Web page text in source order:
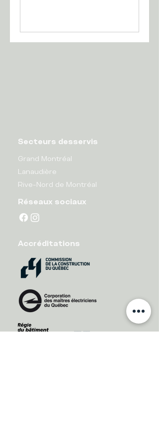
Secteurs desservis
Grand Montréal
Lanaudière
Rive-Nord de Montréal
Réseaux sociaux
Accréditations